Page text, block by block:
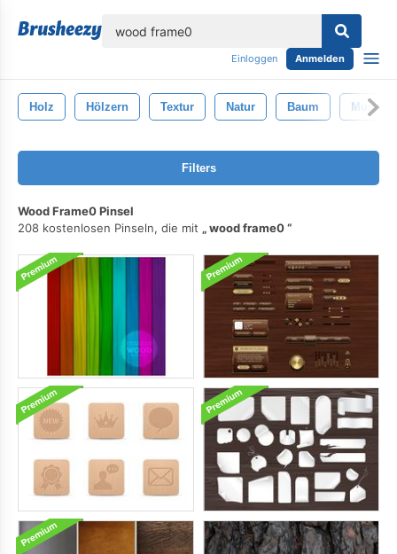
Einloggen Anmelden
Holz Hölzern Textur Natur Baum Muster
Filters
Wood Frame0 Pinsel
208 kostenlosen Pinseln, die mit
wood frame0